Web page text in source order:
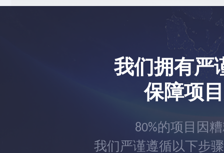
我们拥有严
保障项
80%的项目因
我们严谨遵循以下步